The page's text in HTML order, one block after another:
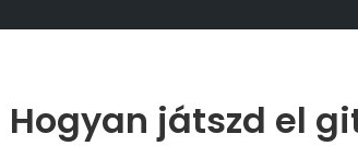
Hogyan játszd el